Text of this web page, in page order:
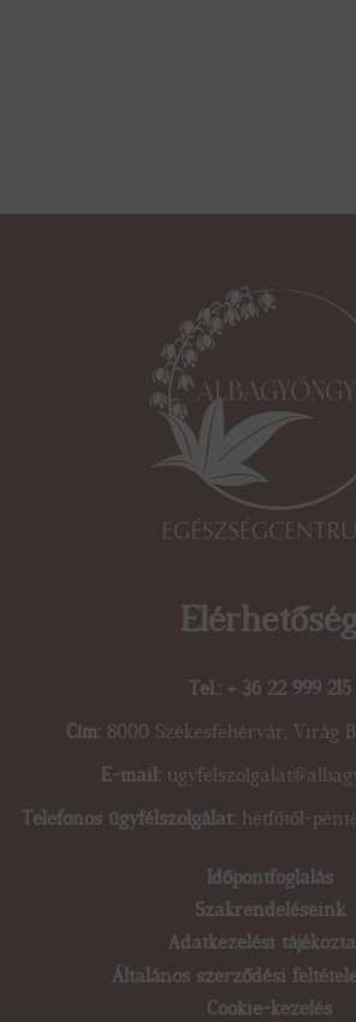
Tel.: + 36 22 999 215
Cím: 8000 Székesfehérvár, Virág
E-mail:
Telefonos ügyfélszolgálat:hétfőtől-
Időpontfoglalás
Szakrendeléseink
Adatkezelési
Általános szerződési
Cookie-kezelés